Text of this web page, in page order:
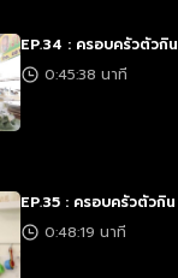
EP.34 : ครอบครัวตัวกิน
0:45:38 นาที
EP.35 : ครอบครัวตัวกิน
0:48:19 นาที